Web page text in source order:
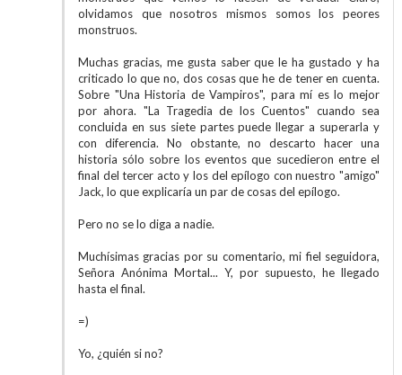
olvidamos que nosotros mismos somos los peores
monstruos.
Muchas gracias, me gusta saber que le ha gustado y ha
criticado lo que no, dos cosas que he de tener en cuenta.
Sobre "Una Historia de Vampiros", para mí es lo mejor
por ahora. "La Tragedia de los Cuentos" cuando sea
concluida en sus siete partes puede llegar a superarla y
con diferencia. No obstante, no descarto hacer una
historia sólo sobre los eventos que sucedieron entre el
final del tercer acto y los del epílogo con nuestro "amigo"
Jack, lo que explicaría un par de cosas del epílogo.
Pero no se lo diga a nadie.
Muchísimas gracias por su comentario, mi fiel seguidora,
Señora Anónima Mortal... Y, por supuesto, he llegado
hasta el final.
=)
Yo, ¿quién si no?